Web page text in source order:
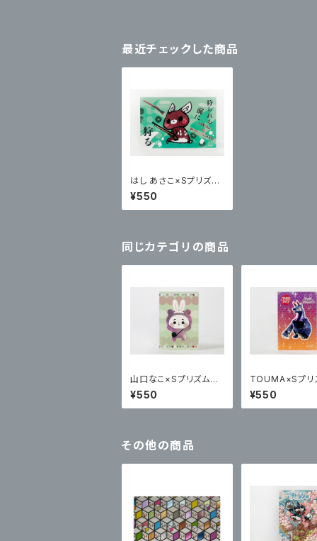
最近チェックした商品
はし あさこ×Sプリズム
プリント ポステッカー
¥550
同じカテゴリの商品
山口なこ×Sプリズムプ
リント ポステッカー
¥550
TOUMA×Sプリ
リント ポステッ
¥550
その他の商品